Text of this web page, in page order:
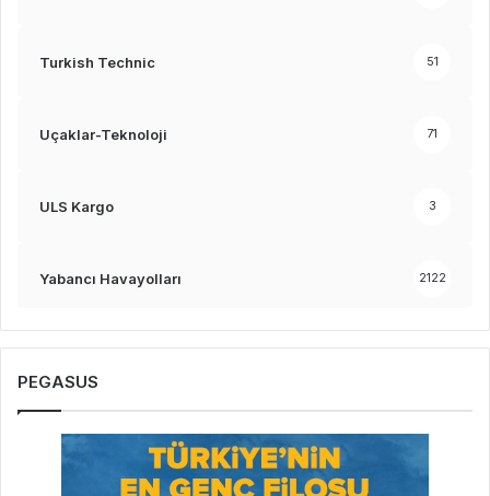
Turkish Technic 51
Uçaklar-Teknoloji 71
ULS Kargo 3
Yabancı Havayolları 2122
PEGASUS